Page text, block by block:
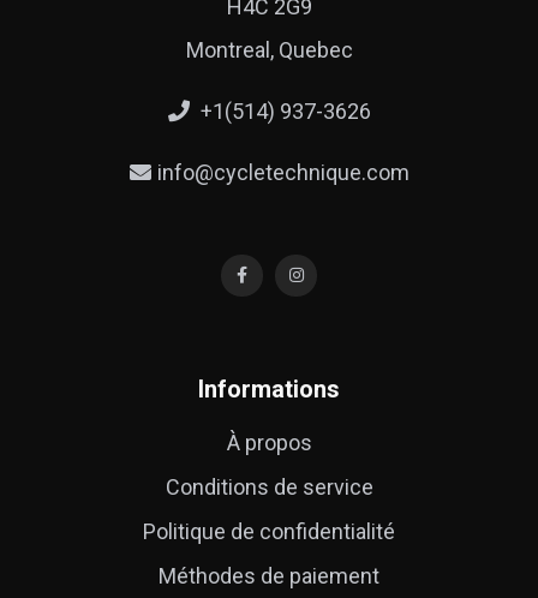
H4C 2G9
Montreal, Quebec
+1(514) 937-3626
info@cycletechnique.com
Informations
À propos
Conditions de service
Politique de confidentialité
Méthodes de paiement